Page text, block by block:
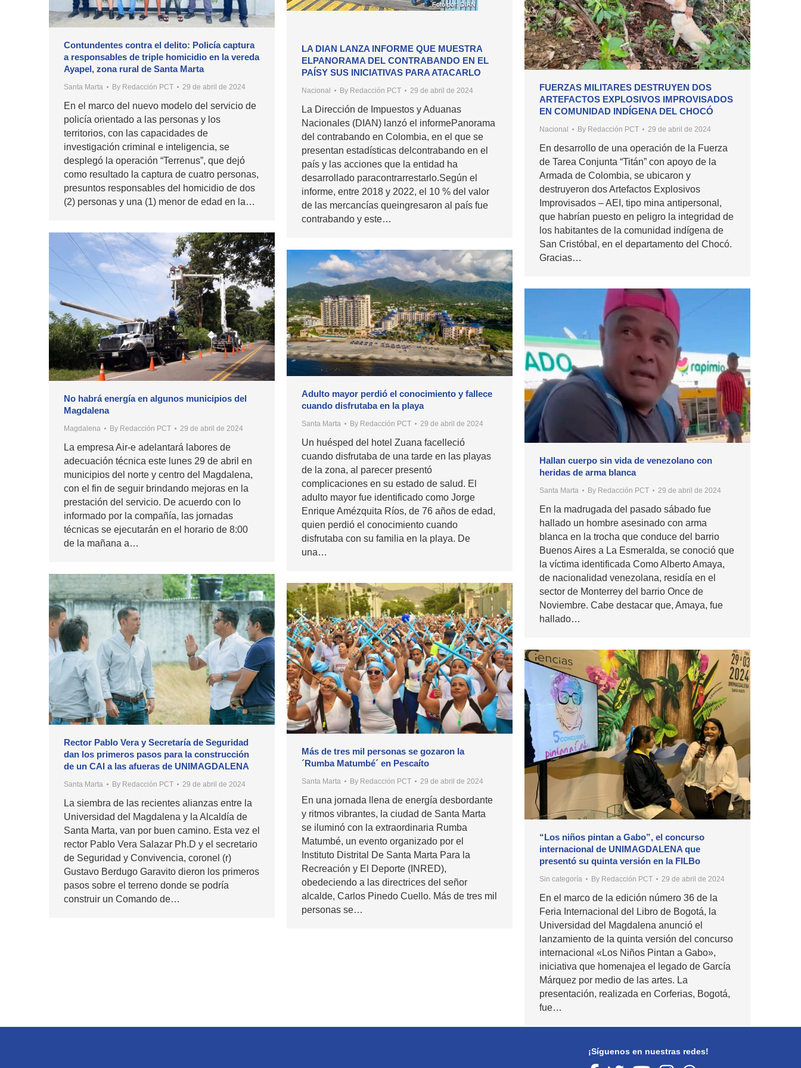
Contundentes contra el delito: Policía captura
a responsables de triple homicidio en la vereda
Ayapel, zona rural de Santa Marta
Santa Marta By Redacción PCT 29 de abril de 2024
En el marco del nuevo modelo del servicio de
policía orientado a las personas y los
territorios, con las capacidades de
investigación criminal e inteligencia, se
desplegó la operación “Terrenus”, que dejó
como resultado la captura de cuatro personas,
presuntos responsables del homicidio de dos
(2) personas y una (1) menor de edad en la…
LA DIAN LANZA INFORME QUE MUESTRA
ELPANORAMA DEL CONTRABANDO EN EL
PAÍSY SUS INICIATIVAS PARA ATACARLO
Nacional By Redacción PCT 29 de abril de 2024
La Dirección de Impuestos y Aduanas
Nacionales (DIAN) lanzó el informePanorama
del contrabando en Colombia, en el que se
presentan estadísticas delcontrabando en el
país y las acciones que la entidad ha
desarrollado paracontrarrestarlo.Según el
informe, entre 2018 y 2022, el 10 % del valor
de las mercancías queingresaron al país fue
contrabando y este…
FUERZAS MILITARES DESTRUYEN DOS
ARTEFACTOS EXPLOSIVOS IMPROVISADOS
EN COMUNIDAD INDÍGENA DEL CHOCÓ
Nacional By Redacción PCT 29 de abril de 2024
En desarrollo de una operación de la Fuerza
de Tarea Conjunta “Titán” con apoyo de la
Armada de Colombia, se ubicaron y
destruyeron dos Artefactos Explosivos
Improvisados – AEI, tipo mina antipersonal,
que habrían puesto en peligro la integridad de
los habitantes de la comunidad indígena de
San Cristóbal, en el departamento del Chocó.
Gracias…
No habrá energía en algunos municipios del
Magdalena
Magdalena By Redacción PCT 29 de abril de 2024
La empresa Air-e adelantará labores de
adecuación técnica este lunes 29 de abril en
municipios del norte y centro del Magdalena,
con el fin de seguir brindando mejoras en la
prestación del servicio. De acuerdo con lo
informado por la compañía, las jornadas
técnicas se ejecutarán en el horario de 8:00
de la mañana a…
Adulto mayor perdió el conocimiento y fallece
cuando disfrutaba en la playa
Santa Marta By Redacción PCT 29 de abril de 2024
Un huésped del hotel Zuana facelleció
cuando disfrutaba de una tarde en las playas
de la zona, al parecer presentó
complicaciones en su estado de salud. El
adulto mayor fue identificado como Jorge
Enrique Amézquita Ríos, de 76 años de edad,
quien perdió el conocimiento cuando
disfrutaba con su familia en la playa. De
una…
Hallan cuerpo sin vida de venezolano con
heridas de arma blanca
Santa Marta By Redacción PCT 29 de abril de 2024
En la madrugada del pasado sábado fue
hallado un hombre asesinado con arma
blanca en la trocha que conduce del barrio
Buenos Aires a La Esmeralda, se conoció que
la víctima identificada Como Alberto Amaya,
de nacionalidad venezolana, residía en el
sector de Monterrey del barrio Once de
Noviembre. Cabe destacar que, Amaya, fue
hallado…
Rector Pablo Vera y Secretaría de Seguridad
dan los primeros pasos para la construcción
de un CAI a las afueras de UNIMAGDALENA
Santa Marta By Redacción PCT 29 de abril de 2024
La siembra de las recientes alianzas entre la
Universidad del Magdalena y la Alcaldía de
Santa Marta, van por buen camino. Esta vez el
rector Pablo Vera Salazar Ph.D y el secretario
de Seguridad y Convivencia, coronel (r)
Gustavo Berdugo Garavito dieron los primeros
pasos sobre el terreno donde se podría
construir un Comando de…
Más de tres mil personas se gozaron la
´Rumba Matumbé´ en Pescaíto
Santa Marta By Redacción PCT 29 de abril de 2024
En una jornada llena de energía desbordante
y ritmos vibrantes, la ciudad de Santa Marta
se iluminó con la extraordinaria Rumba
Matumbé, un evento organizado por el
Instituto Distrital De Santa Marta Para la
Recreación y El Deporte (INRED),
obedeciendo a las directrices del señor
alcalde, Carlos Pinedo Cuello. Más de tres mil
personas se…
“Los niños pintan a Gabo”, el concurso
internacional de UNIMAGDALENA que
presentó su quinta versión en la FILBo
Sin categoría By Redacción PCT 29 de abril de 2024
En el marco de la edición número 36 de la
Feria Internacional del Libro de Bogotá, la
Universidad del Magdalena anunció el
lanzamiento de la quinta versión del concurso
internacional «Los Niños Pintan a Gabo»,
iniciativa que homenajea el legado de García
Márquez por medio de las artes. La
presentación, realizada en Corferias, Bogotá,
fue…
¡Síguenos en nuestras redes!